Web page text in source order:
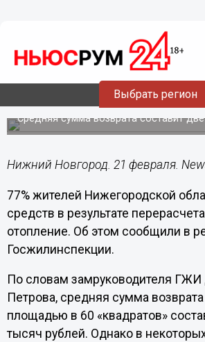
Выбрать регион
77% нижегородцев вернут
за отопление после
Средняя сумма возврата составит
Нижний Новгород. 21 февраля.
77% жителей Нижегородской
средств в результате
отопление. Об этом сообщили в
Госжилинспекции.
По словам замруководителя
Петрова, средняя сумма возврата
площадью в 60 «квадратов»
тысяч рублей. Однако в